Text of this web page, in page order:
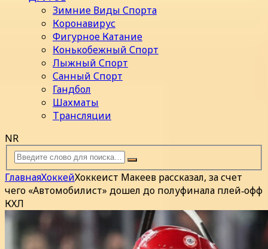
Зимние Виды Спорта
Коронавирус
Фигурное Катание
Конькобежный Спорт
Лыжный Спорт
Санный Спорт
Гандбол
Шахматы
Трансляции
NR
ГлавнаяХоккейХоккеист Макеев рассказал, за счет
чего «Автомобилист» дошел до полуфинала плей‑офф
КХЛ